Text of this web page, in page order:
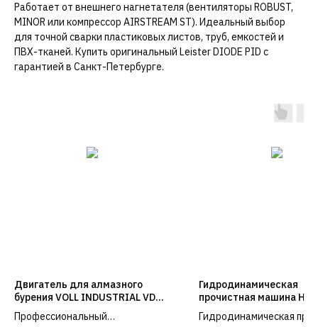
Работает от внешнего нагнетателя (вентиляторы ROBUST,
MINOR или компрессор AIRSTREAM ST). Идеальный выбор
для точной сварки пластиковых листов, труб, емкостей и
ПВХ-тканей. Купить оригинальный Leister DIODE PID с
гарантией в Санкт-Петербурге.
Двигатель для алмазного
бурения VOLL INDUSTRIAL VDM
22Н
Профессиональный
Гидродинамическая
прочистная машина HD
Гидродинамическая